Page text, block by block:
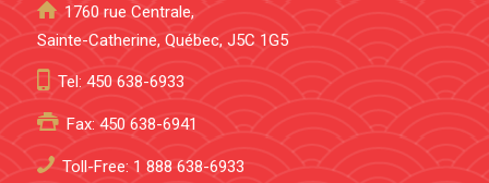
1760 rue Centrale,
Sainte-Catherine, Québec, J5C 1G5
Tel: 450 638-6933
Fax: 450 638-6941
Toll-Free: 1 888 638-6933